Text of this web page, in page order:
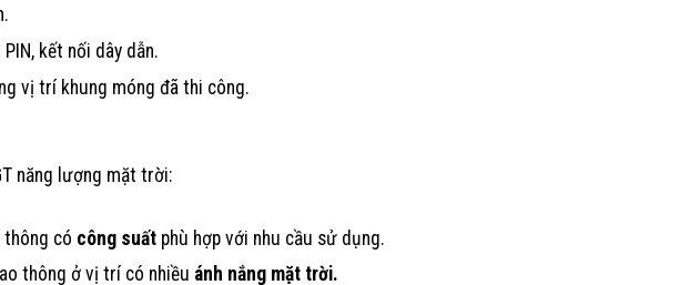
kết nối dây dẫn.
vị trí khung móng đã thi công.
năng lượng mặt trời:
thông có công suấtphù hợp với nhu cầu sử dụng.
thông ở vị trí có nhiều ánh nắng mặt trời.